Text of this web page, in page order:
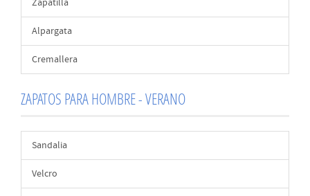
Zapatilla
Alpargata
Cremallera
ZAPATOS PARA HOMBRE - VERANO
Sandalia
Velcro